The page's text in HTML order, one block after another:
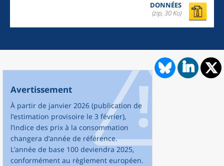
DONNÉES
(zip, 30 Ko)
Avertissement
À partir de janvier 2026 (publication de
l’estimation provisoire le 3 février),
l’indice des prix à la consommation
changera d’année de référence.
L’année de base 100 deviendra 2025,
conformément au règlement européen.